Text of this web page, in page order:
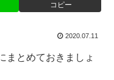
コピー
2020.07.11
まとめておきましょ